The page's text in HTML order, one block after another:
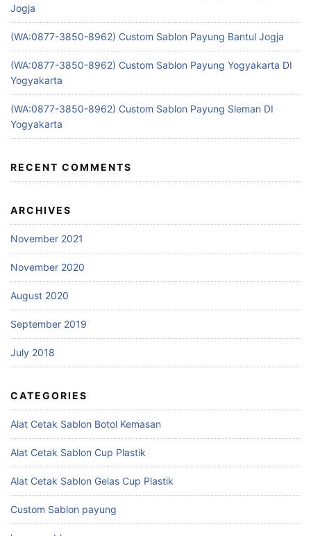
Jogja
(WA:0877-3850-8962) Custom Sablon Payung Bantul Jogja
(WA:0877-3850-8962) Custom Sablon Payung Yogyakarta DI
Yogyakarta
(WA:0877-3850-8962) Custom Sablon Payung Sleman DI
Yogyakarta
RECENT COMMENTS
ARCHIVES
November 2021
November 2020
August 2020
September 2019
July 2018
CATEGORIES
Alat Cetak Sablon Botol Kemasan
Alat Cetak Sablon Cup Plastik
Alat Cetak Sablon Gelas Cup Plastik
Custom Sablon payung